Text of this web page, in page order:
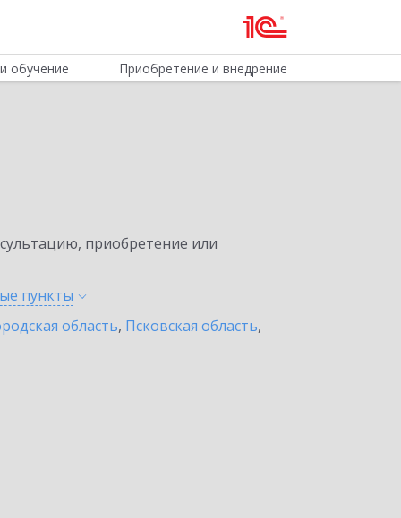
обучение Приобретение и внедрение
приобретение или
пункты
область, Псковская область,